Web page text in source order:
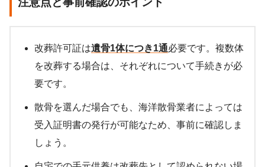
改葬許可証は遺骨1体につき1通必要です。複数体
を改葬する場合は、それぞれについて手続きが必
要です。
散骨を選んだ場合でも、海洋散骨業者によっては
受入証明書の発行が可能なため、事前に確認しま
しょう。